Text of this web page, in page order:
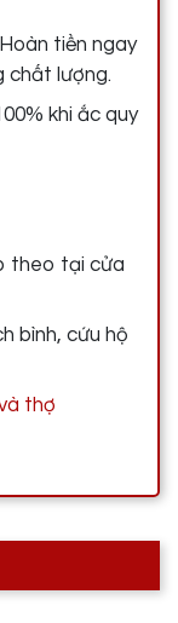
tiền ngay
chất lượng.
khi ắc quy
theo tại cửa
bình, cứu hộ
thợ